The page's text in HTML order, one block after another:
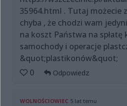
35964.html . Tutaj możecie
chyba , że chodzi wam
na koszt Państwa na spłatę
samochody i operacje
&quot;plastikonów&quot;
0
Odpowiedz
WOLNOŚCIOWIEC 5 lat temu